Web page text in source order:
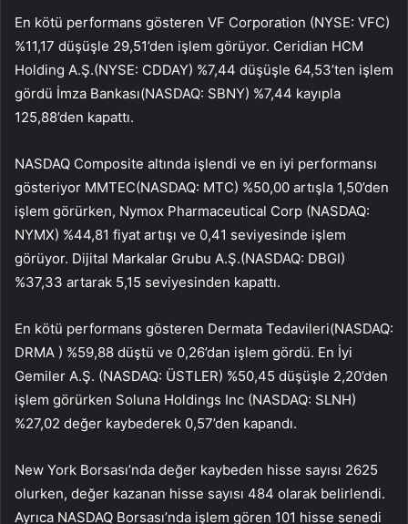
En kötü performans gösteren VF Corporation (NYSE: VFC)
%11,17 düşüşle 29,51’den işlem görüyor. Ceridian HCM
Holding A.Ş.(NYSE: CDDAY) %7,44 düşüşle 64,53’ten işlem
gördü İmza Bankası(NASDAQ: SBNY) %7,44 kayıpla
125,88’den kapattı.
NASDAQ Composite altında işlendi ve en iyi performansı
gösteriyor MMTEC(NASDAQ: MTC) %50,00 artışla 1,50’den
işlem görürken, Nymox Pharmaceutical Corp (NASDAQ:
NYMX) %44,81 fiyat artışı ve 0,41 seviyesinde işlem
görüyor. Dijital Markalar Grubu A.Ş.(NASDAQ: DBGI)
%37,33 artarak 5,15 seviyesinden kapattı.
En kötü performans gösteren Dermata Tedavileri(NASDAQ:
DRMA ) %59,88 düştü ve 0,26’dan işlem gördü. En İyi
Gemiler A.Ş. (NASDAQ: ÜSTLER) %50,45 düşüşle 2,20’den
işlem görürken Soluna Holdings Inc (NASDAQ: SLNH)
%27,02 değer kaybederek 0,57’den kapandı.
New York Borsası’nda değer kaybeden hisse sayısı 2625
olurken, değer kazanan hisse sayısı 484 olarak belirlendi.
Ayrıca NASDAQ Borsası’nda işlem gören 101 hisse senedi